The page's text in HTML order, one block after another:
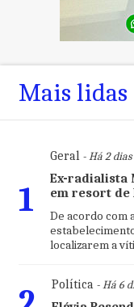
Mais lidas
1
Geral- Há 2 dias
Ex-radialista
em resort de
De acordo com
localizarem a
Política- Há 6